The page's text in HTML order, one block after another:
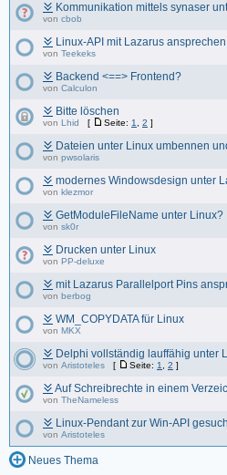
Kommunikation mittels synaser
von cbob
Linux-API mit Lazarus
von Teekeks
Backend <==> Frontend?
von Calculon
Bitte löschen
von Lhid [ Seite: 1 2 ]
Dateien unter Linux umbennen
von pwsolaris
modernes Windowsdesign unter
von klezmor
GetModuleFileName unter Linux?
von sk0r
Drucken unter Linux
von PP-deluxe
mit Lazarus Parallelport Pins
von berbog
WM_COPYDATA für Linux
von MKX
Delphi vollständig lauffähig unter
von Aristoteles [ Seite: 1 2 ]
Auf Schreibrechte in einem
von TheNameless
Linux-Pendant zur Win-API
von Aristoteles
Neues Thema